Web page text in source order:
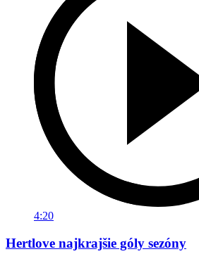
4:20
Hertlove najkrajšie góly sezóny